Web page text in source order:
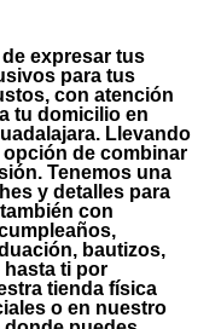
expresar tus
para tus
con atención
tu domicilio en
Llevando
opción de combinar
Tenemos una
y detalles para
con
bautizos,
ti por
tienda física
o en nuestro